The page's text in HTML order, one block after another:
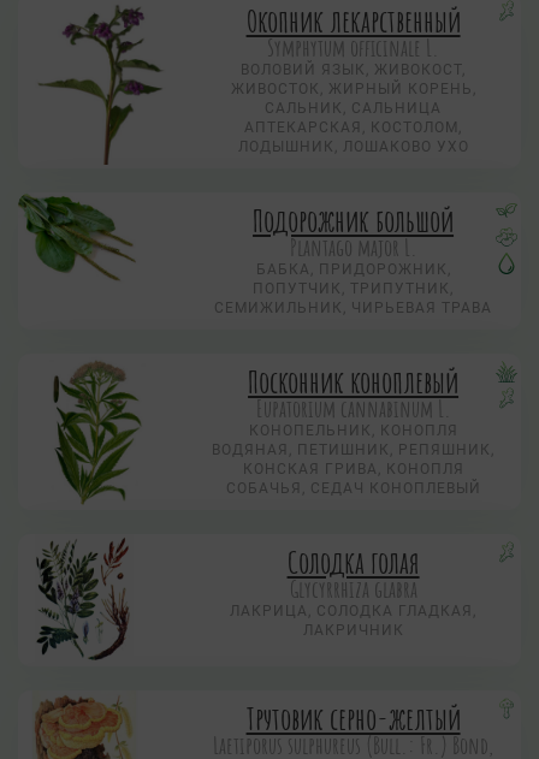
Окопник лекарственный
Symphytum officinale L.
ВОЛОВИЙ ЯЗЫК, ЖИВОКОСТ,
ЖИВОСТОК, ЖИРНЫЙ КОРЕНЬ,
САЛЬНИК, САЛЬНИЦА
АПТЕКАРСКАЯ, КОСТОЛОМ,
ЛОДЫШНИК, ЛОШАКОВО УХО
Подорожник большой
Plantago major L.
БАБКА, ПРИДОРОЖНИК,
ПОПУТЧИК, ТРИПУТНИК,
СЕМИЖИЛЬНИК, ЧИРЬЕВАЯ ТРАВА
Посконник коноплевый
Eupatorium cannabinum L.
КОНОПЕЛЬНИК, КОНОПЛЯ
ВОДЯНАЯ, ПЕТИШНИК, РЕПЯШНИК,
КОНСКАЯ ГРИВА, КОНОПЛЯ
СОБАЧЬЯ, СЕДАЧ КОНОПЛЕВЫЙ
Солодка голая
Glycyrrhiza glabra
ЛАКРИЦА, СОЛОДКА ГЛАДКАЯ,
ЛАКРИЧНИК
Трутовик серно-желтый
Laetiporus sulphureus (Bull.: Fr.) Bond,